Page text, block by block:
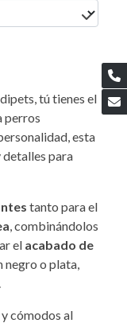
tú tienes el
perros
esta
para
tanto para el
, combinándolos
el acabado de
negro o plata,
cómodos al